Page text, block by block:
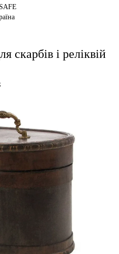
скарбів і реліквій